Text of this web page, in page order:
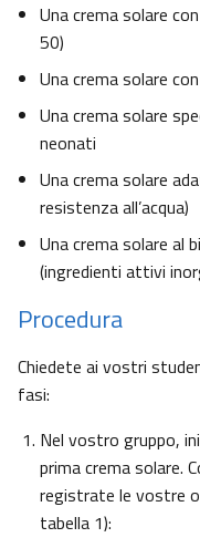
Una crema solare
50)
Una crema solare
Una crema solare
neonati
Una crema solare
resistenza all’acqua)
Una crema solare al
(ingredienti attivi
Procedura
Chiedete ai vostri
fasi:
Nel vostro gruppo,
prima crema solare.
registrate le vostre
tabella 1):